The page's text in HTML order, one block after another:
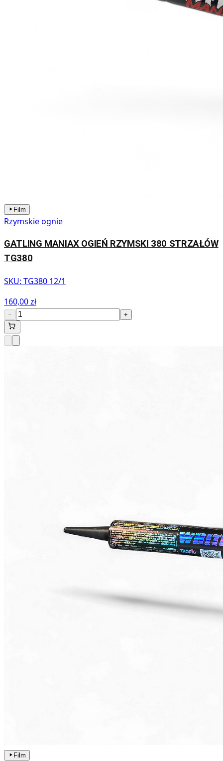
Film
Rzymskie ognie
GATLING MANIAX OGIEŃ RZYMSKI 380 STRZAŁÓW
TG380
SKU: TG380 12/1
160,00 zł
− +
Film